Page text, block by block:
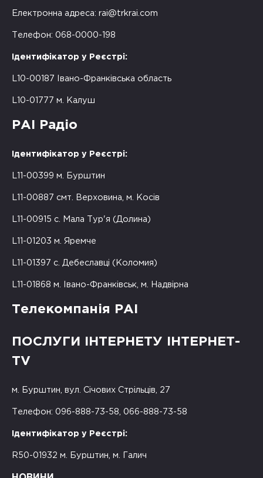
Електронна адреса: rai@trkrai.com
Телефон: 068-0000-198
Ідентифікатор у Реєстрі:
L10-00187 Івано-Франківська область
L10-01777 м. Калуш
РАІ Радіо
Ідентифікатор у Реєстрі:
L11-00399 м. Бурштин
L11-00887 смт. Верховина, м. Косів
L11-00915 с. Мала Тур'я (Долина)
L11-01203 м. Яремче
L11-01397 с. Дебеславці (Коломия)
L11-01868 м. Івано-Франківськ, м. Надвірна
Телекомпанія РАІ
ПОСЛУГИ ІНТЕРНЕТУ ІНТЕРНЕТ-
TV
м. Бурштин, вул. Січових Стрільців, 27
Телефон: 096-888-73-58, 066-888-73-58
Ідентифікатор у Реєстрі:
R50-01932 м. Бурштин, м. Галич